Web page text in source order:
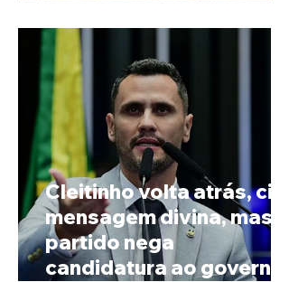
Cleitinho volta atrás, cita
mensagem divina, mas
partido nega
candidatura ao governo